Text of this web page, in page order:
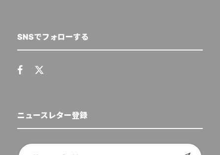
SNSでフォローする
ニュースレター登録